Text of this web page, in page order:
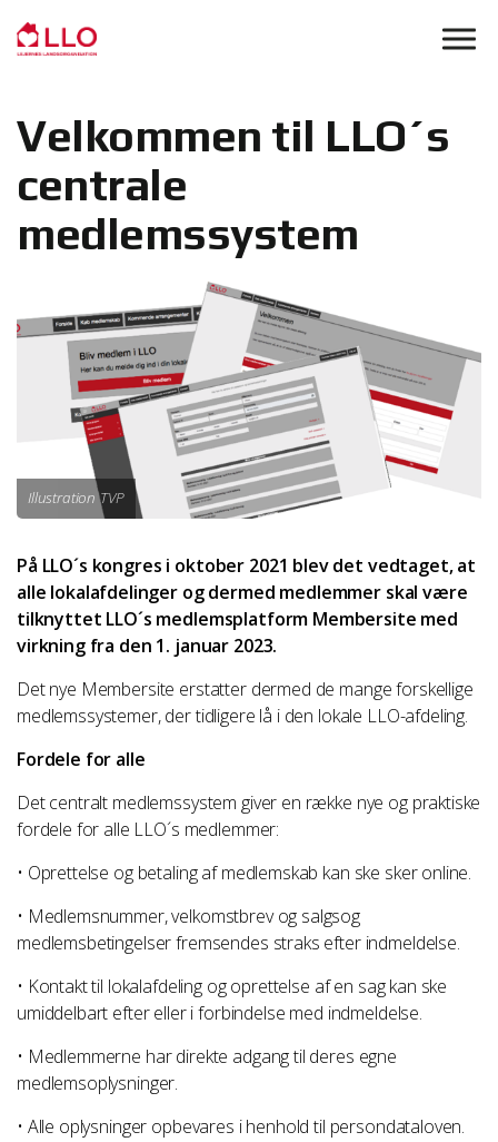
Velkommen til LLO´s
centrale
medlemssystem
Illustration TVP
På LLO´s kongres i oktober 2021 blev det vedtaget, at
alle lokalafdelinger og dermed medlemmer skal være
tilknyttet LLO´s medlemsplatform Membersite med
virkning fra den 1. januar 2023.
Det nye Membersite erstatter dermed de mange forskellige
medlemssystemer, der tidligere lå i den lokale LLO-afdeling.
Fordele for alle
Det centralt medlemssystem giver en række nye og praktiske
fordele for alle LLO´s medlemmer:
• Oprettelse og betaling af medlemskab kan ske sker online.
• Medlemsnummer, velkomstbrev og salgsog
medlemsbetingelser fremsendes straks efter indmeldelse.
• Kontakt til lokalafdeling og oprettelse af en sag kan ske
umiddelbart efter eller i forbindelse med indmeldelse.
• Medlemmerne har direkte adgang til deres egne
medlemsoplysninger.
• Alle oplysninger opbevares i henhold til persondataloven.